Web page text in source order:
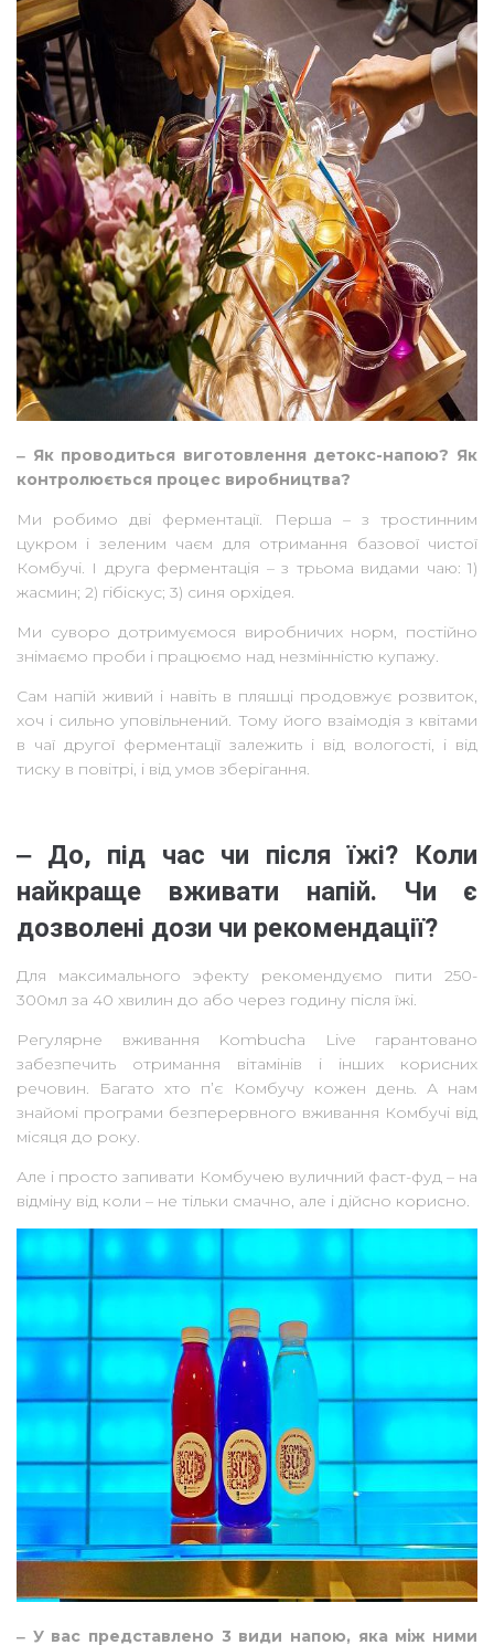
‒ Як проводиться виготовлення детокс-напою? Як
контролюється процес виробництва?
Ми робимо дві ферментації. Перша – з тростинним
цукром і зеленим чаєм для отримання базової чистої
Комбучі. І друга ферментація – з трьома видами чаю: 1)
жасмин; 2) гібіскус; 3) синя орхідея.
Ми суворо дотримуємося виробничих норм, постійно
знімаємо проби і працюємо над незмінністю купажу.
Сам напій живий і навіть в пляшці продовжує розвиток,
хоч і сильно уповільнений. Тому його взаімодія з квітами
в чаї другої ферментації залежить і від вологості, і від
тиску в повітрі, і від умов зберігання.
‒ До, під час чи після їжі? Коли
найкраще вживати напій. Чи є
дозволені дози чи рекомендації?
Для максимального эфекту рекомендуємо пити 250-
300мл за 40 хвилин до або через годину після їжі.
Регулярне вживання Kombucha Live гарантовано
забезпечить отримання вітамінів і інших корисних
речовин. Багато хто п’є Комбучу кожен день. А нам
знайомі програми безперервного вживання Комбучі від
місяця до року.
Але і просто запивати Комбучею вуличний фаст-фуд – на
відміну від коли – не тільки смачно, але і дійсно корисно.
‒ У вас представлено 3 види напою, яка між ними